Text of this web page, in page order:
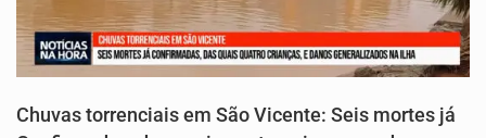
Chuvas torrenciais em São Vicente: Seis mortes já